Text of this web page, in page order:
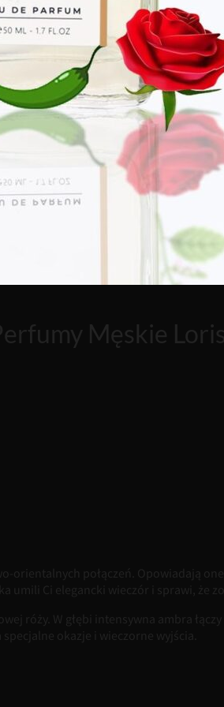
Męskie
orientalnych połączeń. Opowiadają
umili Ci elegancki wieczór i sprawi, że
róży. W głębi intensywna ambra
okazje i wieczorne wyjścia.